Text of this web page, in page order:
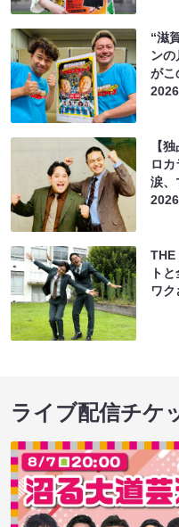
“滋
ンの
がこ
【
ロカ
涙、
THE
ト
ワ
ライブ配信チケ